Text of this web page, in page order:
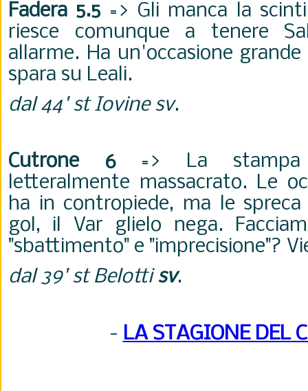
Fadera 5.5=> Gli manca la
riesce comunque a tenere
allarme. Ha un'occasione
spara su Leali.
dal 44' st Iovine sv.
Cutrone 6=> La stampa
letteralmente massacrato. Le
ha in contropiede, ma le
gol, il Var glielo nega.
"sbattimento" e "imprecisione"?
dal 39' st Belottisv.
- LA STAGIONE DEL